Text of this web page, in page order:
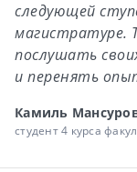
следующей
магистратуре.
послушать
и перенять
Камиль
студент 4 курса